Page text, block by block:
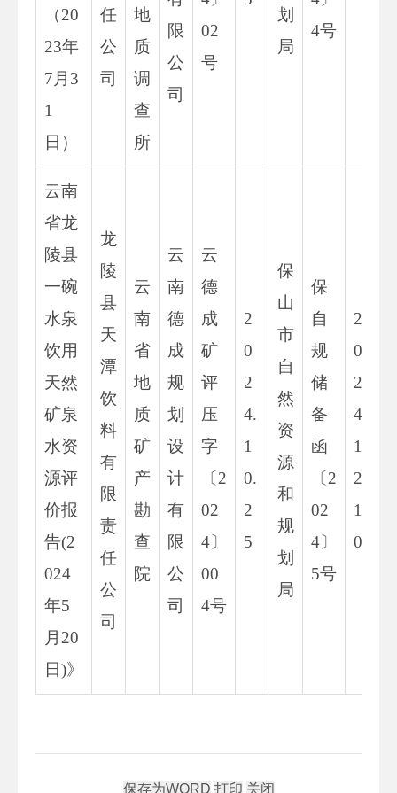
（20
23年
7月3
1
日）
任
公
司
地
质
调
查
所
限
公
司
02
号
划
局
4号
云南
省龙
陵县
一碗
水泉
饮用
天然
矿泉
水资
源评
价报
告(2
024
年5
月20
日)》
龙
陵
县
天
潭
饮
料
有
限
责
任
公
司
云
南
省
地
质
矿
产
勘
查
院
云
南
德
成
规
划
设
计
有
限
公
司
云
德
成
矿
评
压
字
〔2
02
4〕
00
4号
2
0
2
4.
1
0.
2
5
保
山
市
自
然
资
源
和
规
划
局
保
自
规
储
备
函
〔2
02
4〕
5号
2
0
2
4.
1
2.
1
0